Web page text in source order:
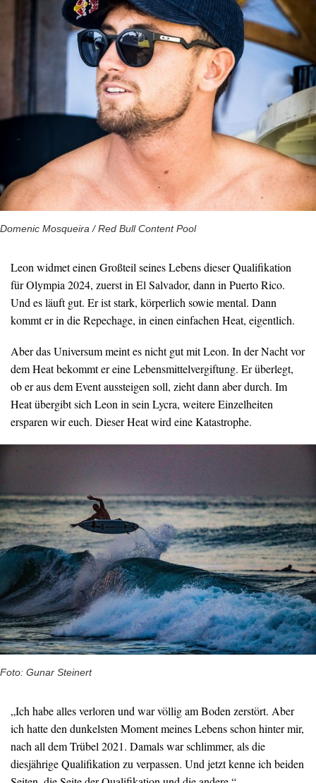
Domenic Mosqueira / Red Bull Content Pool
Leon widmet einen Großteil seines Lebens dieser Qualifikation
für Olympia 2024, zuerst in El Salvador, dann in Puerto Rico.
Und es läuft gut. Er ist stark, körperlich sowie mental. Dann
kommt er in die Repechage, in einen einfachen Heat, eigentlich.
Aber das Universum meint es nicht gut mit Leon. In der Nacht vor
dem Heat bekommt er eine Lebensmittelvergiftung. Er überlegt,
ob er aus dem Event aussteigen soll, zieht dann aber durch. Im
Heat übergibt sich Leon in sein Lycra, weitere Einzelheiten
ersparen wir euch. Dieser Heat wird eine Katastrophe.
Foto: Gunar Steinert
„Ich habe alles verloren und war völlig am Boden zerstört. Aber
ich hatte den dunkelsten Moment meines Lebens schon hinter mir,
nach all dem Trübel 2021. Damals war schlimmer, als die
diesjährige Qualifikation zu verpassen. Und jetzt kenne ich beiden